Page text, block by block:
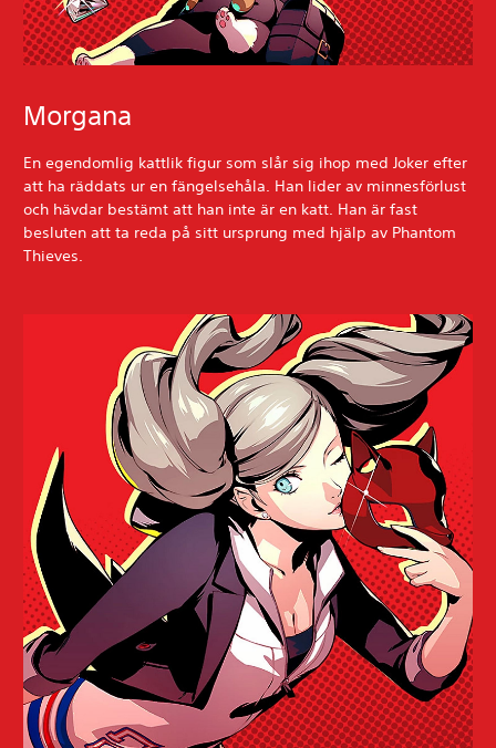
Morgana
En egendomlig kattlik figur som slår sig ihop med Joker efter
att ha räddats ur en fängelsehåla. Han lider av minnesförlust
och hävdar bestämt att han inte är en katt. Han är fast
besluten att ta reda på sitt ursprung med hjälp av Phantom
Thieves.